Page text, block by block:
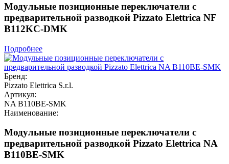
Модульные позиционные переключатели с
предварительной разводкой Pizzato Elettrica NF
B112KC-DMK
Подробнее
Бренд:
Pizzato Elettrica S.r.l.
Артикул:
NA B110BE-SMK
Наименование:
Модульные позиционные переключатели с
предварительной разводкой Pizzato Elettrica NA
B110BE-SMK